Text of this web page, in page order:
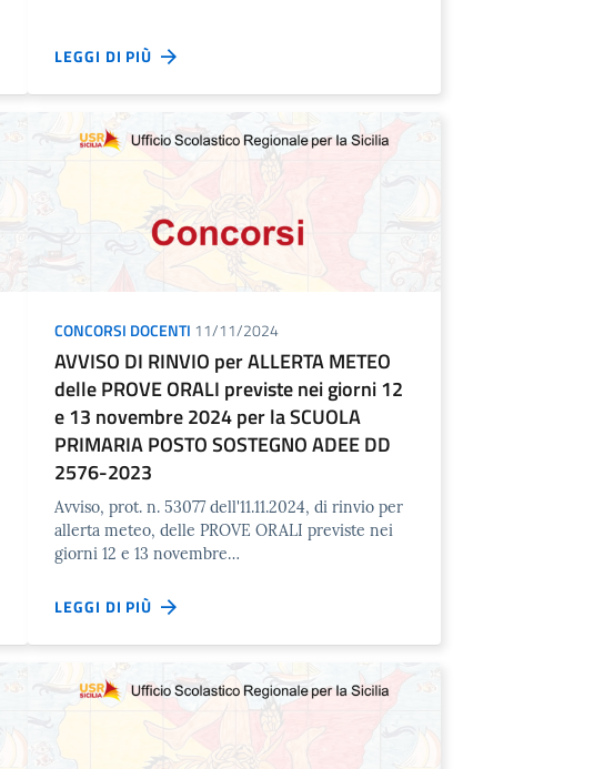
LEGGI DI PIÙ
CONCORSI DOCENTI 11/11/2024
AVVISO DI RINVIO per ALLERTA METEO
delle PROVE ORALI previste nei giorni 12
e 13 novembre 2024 per la SCUOLA
PRIMARIA POSTO SOSTEGNO ADEE DD
2576-2023
Avviso, prot. n. 53077 dell'11.11.2024, di rinvio per
allerta meteo, delle PROVE ORALI previste nei
giorni 12 e 13 novembre…
LEGGI DI PIÙ